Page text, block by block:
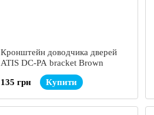
Кронштейн доводчика дверей
ATIS DC-PA bracket Brown
135 грн Купити